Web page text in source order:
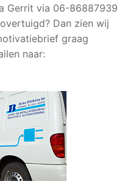
Gerrit via 06-86887939
Dan zien wij
graag
naar: